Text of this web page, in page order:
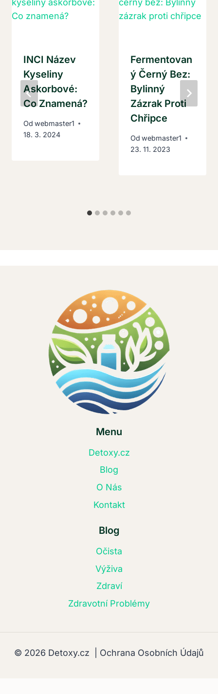
INCI Název
Kyseliny
Askorbové:
Co Znamená?
Od webmaster1
18. 3. 2024
Fermentovan
Ý Černý Bez:
Bylinný
Zázrak Proti
Chřipce
Od webmaster1
23. 11. 2023
Menu
Detoxy.cz
Blog
O Nás
Kontakt
Blog
Očista
Výživa
Zdraví
Zdravotní Problémy
© 2026 Detoxy.cz | Ochrana Osobních Údajů